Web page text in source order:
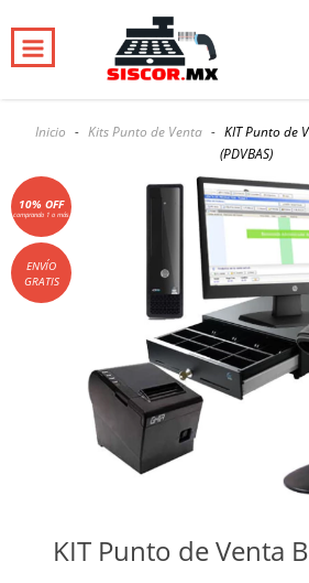
Inicio - Kits Punto de Venta - KIT Punto de
(PDVBAS)
10% OFF
comprando 1 o más
ENVÍO
GRATIS
KIT Punto de Venta